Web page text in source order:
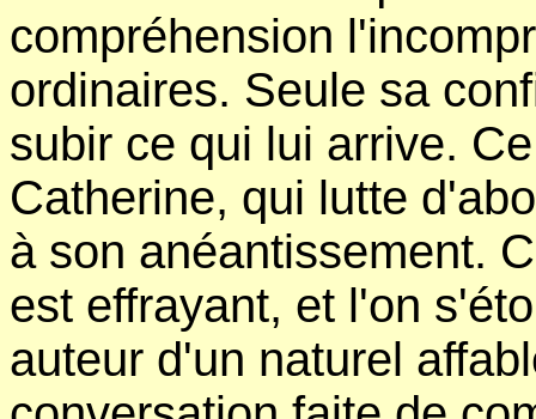
compréhension
ordinaires. Seule sa
subir ce qui lui arrive.
Catherine, qui lutte
à son anéantissement.
est effrayant, et l'on
auteur d'un naturel